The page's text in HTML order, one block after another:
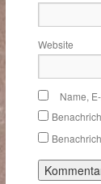
Website
Name,